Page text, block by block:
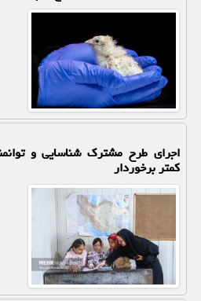
اجرای طرح مشترک شناسایی و
کمتر برخوردار